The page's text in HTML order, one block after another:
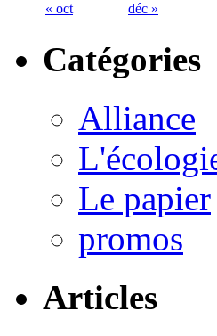
« oct déc »
Catégories
Alliance
Le papier
promos
Articles